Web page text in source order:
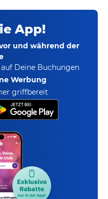
App!
und während der
auf Deine Buchungen
Werbung
griffbereit